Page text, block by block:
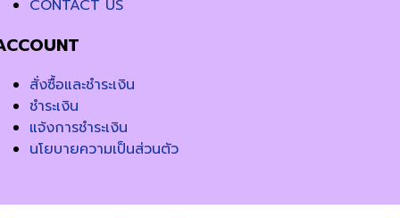
CONTACT US
สั่งซื้อและชำระเงิน
ชำระเงิน
แจ้งการชำระเงิน
นโยบายความเป็นส่วนตัว